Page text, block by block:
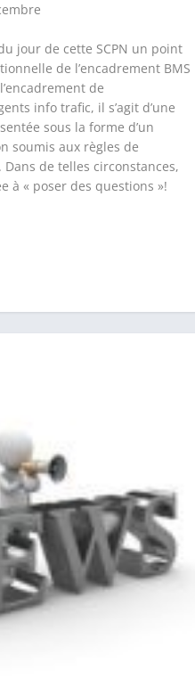
jour de cette SCPN un point
de l’encadrement BMS
de
info trafic, il s’agit d’une
sous la forme d’un
soumis aux règles de
de telles circonstances,
à « poser des questions »!